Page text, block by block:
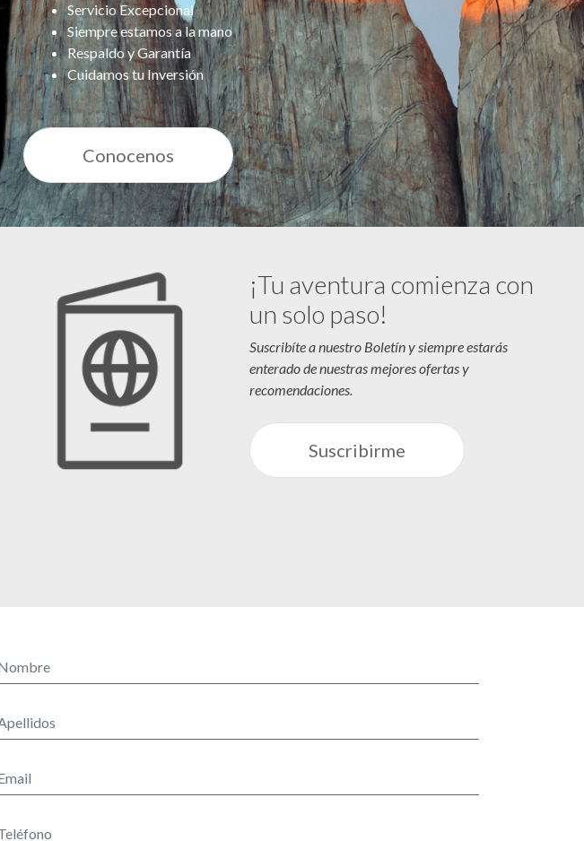
Servicio Excepcional
Siempre estamos a la mano
Respaldo y Garantía
Cuidamos tu Inversión
Conocenos
¡Tu aventura comienza con
un solo paso!
Suscribíte a nuestro Boletín y siempre estarás
enterado de nuestras mejores ofertas y
recomendaciones.
Suscribirme